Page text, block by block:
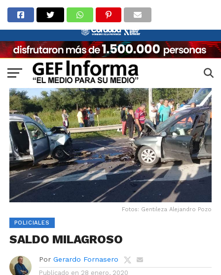
Fotos: Gentileza Alejandro Pozo
POLICIALES
SALDO MILAGROSO
Por Gerardo Fornasero
Publicado en 28 enero, 2020